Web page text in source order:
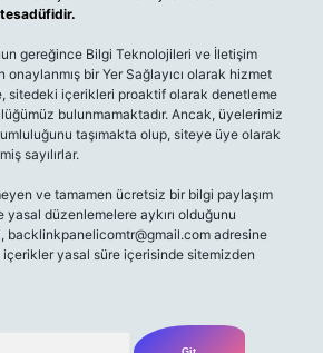
gereğince Bilgi Teknolojileri ve İletişim
onaylanmış bir Yer Sağlayıcı olarak hizmet
sitedeki içerikleri proaktif olarak denetleme
bulunmamaktadır. Ancak, üyelerimiz
taşımakta olup, siteye üye olarak
sayılırlar.
ve tamamen ücretsiz bir bilgi paylaşım
düzenlemelere aykırı olduğunu
backlinkpanelicomtr@gmail.com adresine
yasal süre içerisinde sitemizden